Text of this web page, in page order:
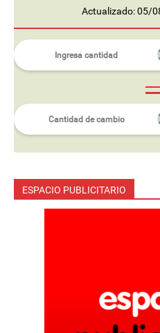
Actualizado: 05/
ESPACIO PUBLICITARIO